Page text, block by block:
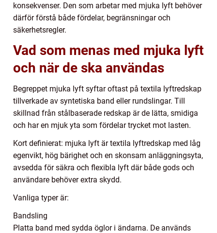
konsekvenser. Den som arbetar med mjuka lyft behöver
därför förstå både fördelar, begränsningar och
säkerhetsregler.
Vad som menas med mjuka lyft
och när de ska användas
Begreppet mjuka lyft syftar oftast på textila lyftredskap
tillverkade av syntetiska band eller rundslingar. Till
skillnad från stålbaserade redskap är de lätta, smidiga
och har en mjuk yta som fördelar trycket mot lasten.
Kort definierat: mjuka lyft är textila lyftredskap med låg
egenvikt, hög bärighet och en skonsam anläggningsyta,
avsedda för säkra och flexibla lyft där både gods och
användare behöver extra skydd.
Vanliga typer är:
Bandsling
Platta band med sydda öglor i ändarna. De används